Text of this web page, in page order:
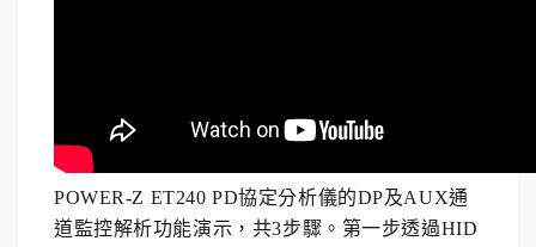
POWER-Z ET240 PD協定分析儀的DP及AUX通
道監控解析功能演示，共3步驟。第一步透過HID